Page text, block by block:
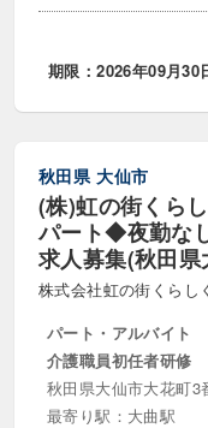
期限：2026年09月30
秋田県 大仙市
(株)虹の街くら
パート◆夜勤な
求人募集(秋田県
株式会社虹の街くらし
パート・アルバイト
介護職員初任者研修
秋田県大仙市大花町3
最寄り駅：大曲駅